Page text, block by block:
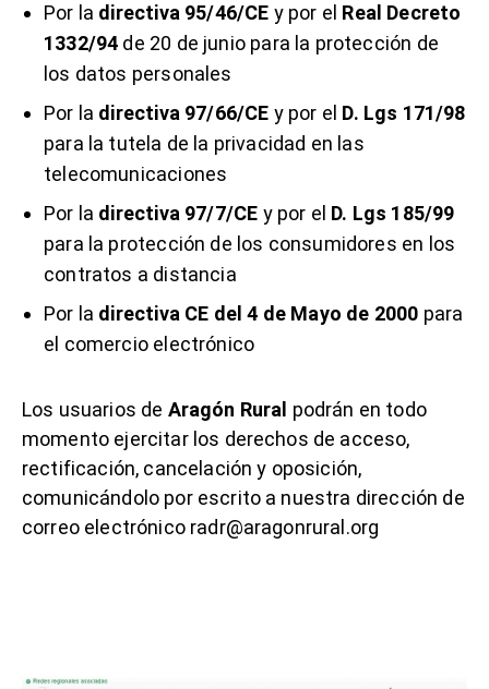
Por la directiva 95/46/CE y por el Real Decreto
1332/94 de 20 de junio para la protección de
los datos personales
Por la directiva 97/66/CE y por el D. Lgs 171/98
para la tutela de la privacidad en las
telecomunicaciones
Por la directiva 97/7/CE y por el D. Lgs 185/99
para la protección de los consumidores en los
contratos a distancia
Por la directiva CE del 4 de Mayo de 2000 para
el comercio electrónico
Los usuarios de Aragón Rural podrán en todo
momento ejercitar los derechos de acceso,
rectificación, cancelación y oposición,
comunicándolo por escrito a nuestra dirección de
correo electrónico radr@aragonrural.org